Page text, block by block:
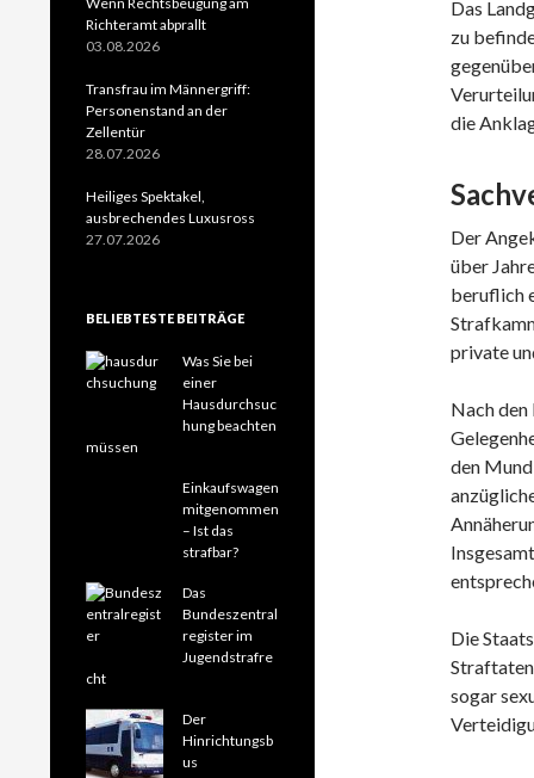
Das
zu
die
Der
über
beruflich
private
Nach
den
Die
sogar
Richteramt abprallt
03.08.2026
Transfrau im Männergriff:
Personenstand an der
Zellentür
28.07.2026
Heiliges Spektakel,
ausbrechendes Luxusross
27.07.2026
BELIEBTESTE BEITRÄGE
Was Sie bei
einer
Hausdurchsuc
hung beachten
müssen
Einkaufswagen
mitgenommen
– Ist das
strafbar?
Das
Bundeszentral
register im
Jugendstrafre
cht
Der
Hinrichtungsb
us